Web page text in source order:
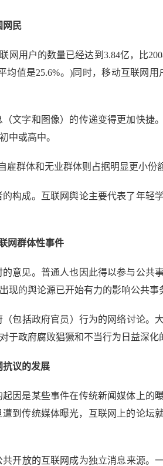
网民
用户的数量已经达到3.84亿，比
值是25.6%。)同时，移动互联网用
文字和图像）的传递变得更加快捷
中或高中。
群体和无业群体则占据明显更小份
成。互联网舆论主要代表了年轻
网群体性事件
见。普通人也因此得以参与公共事
的舆论源已开始有力的影响公共事
括政府官员）行为的网络讨论。大
政府腐败猖獗和不当行为日益深化
抗议的发展
是某些事件在传统新闻媒体上的
到传统媒体曝光，互联网上的论坛
放的互联网成为独立消息来源。